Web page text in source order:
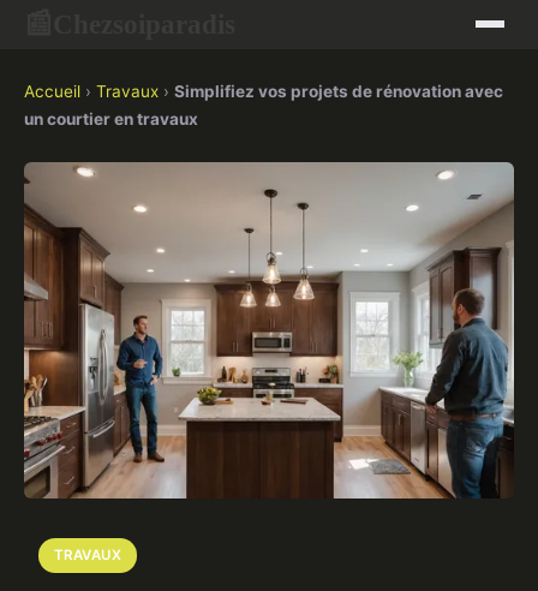
Accueil › Travaux › Simplifiez vos projets de rénovation avec
un courtier en travaux
TRAVAUX